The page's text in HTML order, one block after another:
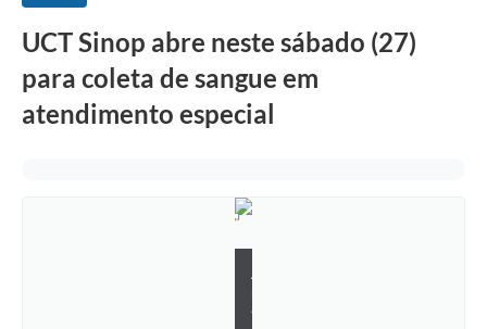
UCT Sinop abre neste sábado (27)
para coleta de sangue em
atendimento especial
A
a